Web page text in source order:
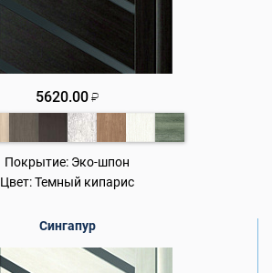
5620.00 ₽
Покрытие: Эко-шпон
Цвет:Темный кипарис
Сингапур